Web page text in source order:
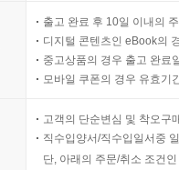
출고 완료 후 10일 이내의
디지털 콘텐츠인 eBook의
중고상품의 경우 출고 완료
모바일 쿠폰의 경우 유효기
고객의 단순변심 및 착오구
직수입양서/직수입일서중
단, 아래의 주문/취소 조건